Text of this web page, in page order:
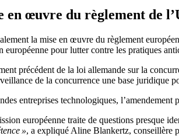
en œuvre du règlement de
la mise en œuvre du règlement
pour lutter contre les pratiques
précédent de la loi allemande sur la
de la concurrence une base juridique
entreprises technologiques,
européenne traite de questions presque
», a expliqué Aline Blankertz,